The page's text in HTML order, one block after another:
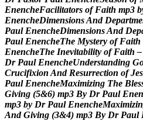
EnencheFacilitators of Faith mp3 b
EnencheDimensionsAnd Departme
Paul EnencheDimensionsAnd Dep
Paul EnencheThe Mystery of Faith
EnencheThe Inevitability of Faith –
Dr Paul EnencheUnderstanding G
Crucifixion And Resurrection of Jes
Paul EnencheMaximizing The Bles
Giving (5&6) mp3 By Dr Paul Enen
mp3 by Dr Paul EnencheMaximizin
And Giving (3&4) mp3 By Dr Paul